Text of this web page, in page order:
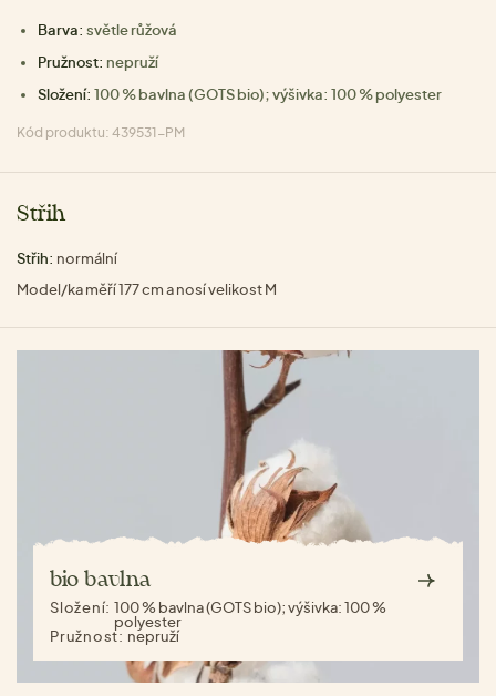
Barva: světle růžová
Pružnost: nepruží
Složení: 100 % bavlna (GOTS bio); výšivka: 100 % polyester
Kód produktu: 439531-PM
Střih
Střih: normální
Model/ka měří 177 cm a nosí velikost M
bio bavlna
Složení:100 % bavlna (GOTS bio); výšivka: 100 %
polyester
Pružnost: nepruží